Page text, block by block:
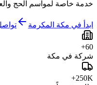
خدمة خاصة لمواسم الحج
ابدأ في مكة المكرمة
60+
شركة في مكة
250K+